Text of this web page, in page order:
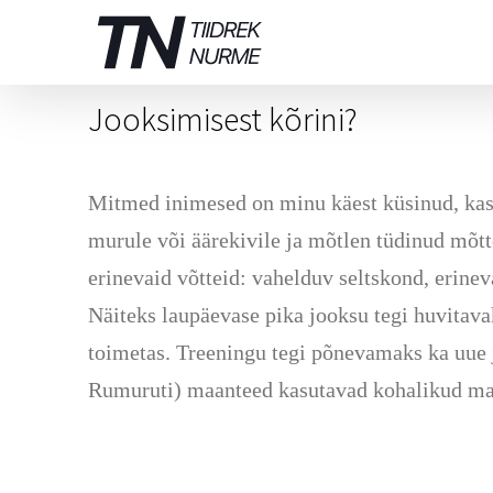
Jooksimisest kõrini?
Mitmed inimesed on minu käest küsinud,
murule või äärekivile ja mõtlen tüdinud
erinevaid võtteid: vahelduv seltskond,
Näiteks laupäevase pika jooksu tegi
toimetas. Treeningu tegi põnevamaks ka
Rumuruti) maanteed kasutavad kohalikud